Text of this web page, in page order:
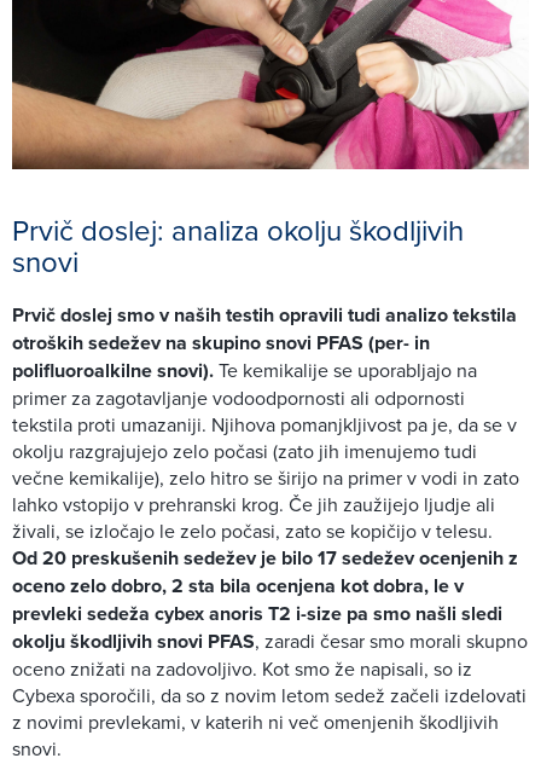
Prvič doslej: analiza okolju škodljivih
snovi
Prvič doslej smo v naših testih opravili tudi analizo tekstila
otroških sedežev na skupino snovi PFAS (per- in
polifluoroalkilne snovi).Te kemikalije se uporabljajo na
primer za zagotavljanje vodoodpornosti ali odpornosti
tekstila proti umazaniji. Njihova pomanjkljivost pa je, da se v
okolju razgrajujejo zelo počasi (zato jih imenujemo tudi
večne kemikalije), zelo hitro se širijo na primer v vodi in zato
lahko vstopijo v prehranski krog. Če jih zaužijejo ljudje ali
živali, se izločajo le zelo počasi, zato se kopičijo v telesu.
Od 20 preskušenih sedežev je bilo 17 sedežev ocenjenih z
oceno zelo dobro, 2 sta bila ocenjena kot dobra, le v
prevleki sedeža cybex anoris T2 i-size pa smo našli sledi
okolju škodljivih snovi PFAS, zaradi česar smo morali skupno
oceno znižati na zadovoljivo. Kot smo že napisali, so iz
Cybexa sporočili, da so z novim letom sedež začeli izdelovati
z novimi prevlekami, v katerih ni več omenjenih škodljivih
snovi.